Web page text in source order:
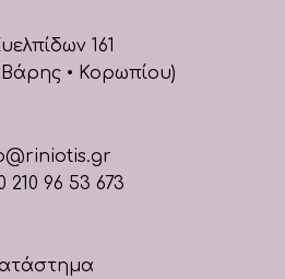
161
• Κορωπίου)
210 96 53 673